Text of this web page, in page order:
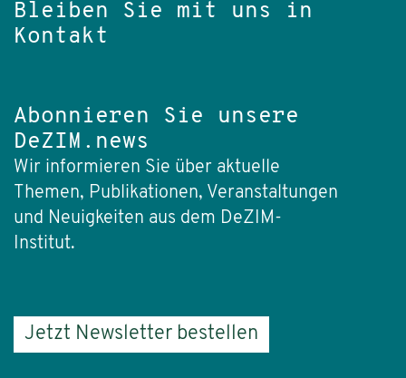
Bleiben Sie mit uns in
Kontakt
Abonnieren Sie unsere
DeZIM.news
Wir informieren Sie über aktuelle
Themen, Publikationen, Veranstaltungen
und Neuigkeiten aus dem DeZIM-
Institut.
Jetzt Newsletter bestellen